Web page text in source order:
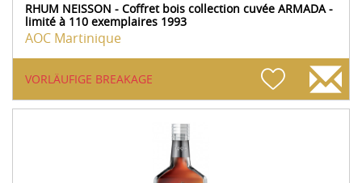
RHUM NEISSON - Coffret bois collection cuvée ARMADA -
limité à 110 exemplaires 1993
AOC Martinique
VORLÄUFIGE BREAKAGE